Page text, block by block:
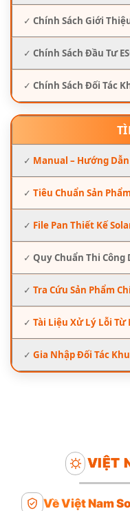
✓ Chính Sách Giới
✓ Chính Sách Đầu Tư
✓ Chính Sách Đối Tác
✓ Manual – Hướng
✓ Tiêu Chuẩn Sản
✓ File Pan Thiết Kế
✓ Quy Chuẩn Thi Công
✓ Tra Cứu Sản Phẩm
✓ Tài Liệu Xử Lý Lỗi Từ
✓ Gia Nhập Đối Tác
VIỆT
Về Việt Nam